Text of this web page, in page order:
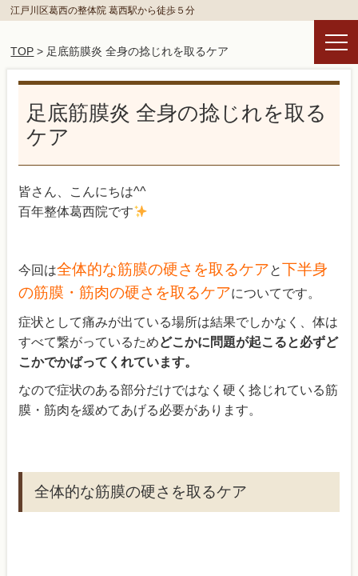
江戸川区葛西の整体院 葛西駅から徒歩５分
TOP > 足底筋膜炎 全身の捻じれを取るケア
足底筋膜炎 全身の捻じれを取る
ケア
皆さん、こんにちは^^
百年整体葛西院です
今回は全体的な筋膜の硬さを取るケアと下半身
の筋膜・筋肉の硬さを取るケアについてです。
症状として痛みが出ている場所は結果でしかなく、体は
すべて繋がっているためどこかに問題が起こると必ずど
こかでかばってくれています。
なので症状のある部分だけではなく硬く捻じれている筋
膜・筋肉を緩めてあげる必要があります。
全体的な筋膜の硬さを取るケア